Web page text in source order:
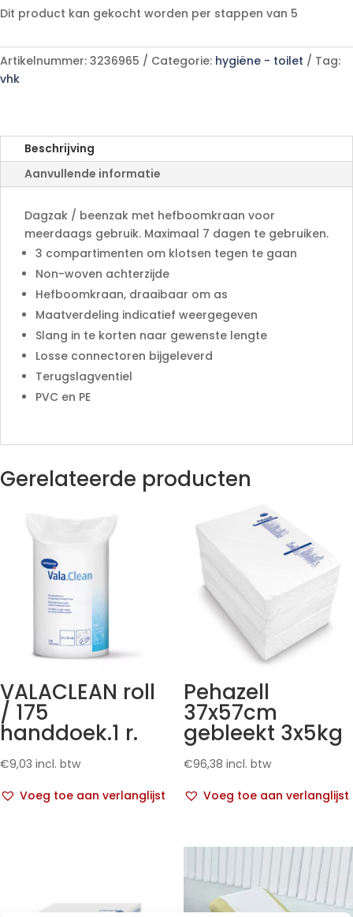
HEFBOOM.
t
r
n
e
:
Dit product kan gekocht worden per stappen van 5
Artikelnummer: 3236965 Categorie: hygiëne - toilet
Tag:
vhk
Beschrijving
Aanvullende informatie
Dagzak / beenzak met hefboomkraan voor
meerdaags gebruik. Maximaal 7 dagen te gebruiken.
3 compartimenten om klotsen tegen te gaan
Non-woven achterzijde
Hefboomkraan, draaibaar om as
Maatverdeling indicatief weergegeven
Slang in te korten naar gewenste lengte
Losse connectoren bijgeleverd
Terugslagventiel
PVC en PE
Gerelateerde producten
VALACLEAN roll
/ 175
handdoek.1 r.
€9,03 incl. btw
Voeg toe aan verlanglijst
Pehazell
37x57cm
gebleekt 3x5kg
€96,38 incl. btw
Voeg toe aan verlanglijst